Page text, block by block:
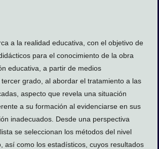
a la realidad educativa, con el objetivo de
para el conocimiento de la obra
educativa, a partir de medios
grado, al abordar el tratamiento a las
aspecto que revela una situación
a su formación al evidenciarse en sus
inadecuados. Desde una perspectiva
se seleccionan los métodos del nivel
así como los estadísticos, cuyos resultados